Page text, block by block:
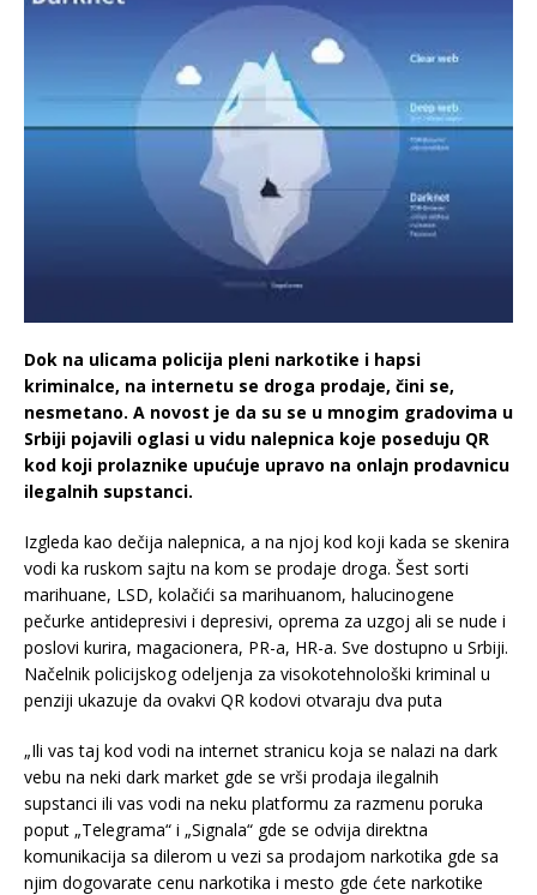
Dok na ulicama policija pleni narkotike i hapsi
kriminalce, na internetu se droga prodaje, čini se,
nesmetano. A novost je da su se u mnogim gradovima u
Srbiji pojavili oglasi u vidu nalepnica koje poseduju QR
kod koji prolaznike upućuje upravo na onlajn prodavnicu
ilegalnih supstanci.
Izgleda kao dečija nalepnica, a na njoj kod koji kada se skenira
vodi ka ruskom sajtu na kom se prodaje droga. Šest sorti
marihuane, LSD, kolačići sa marihuanom, halucinogene
pečurke antidepresivi i depresivi, oprema za uzgoj ali se nude i
poslovi kurira, magacionera, PR-a, HR-a. Sve dostupno u Srbiji.
Načelnik policijskog odeljenja za visokotehnološki kriminal u
penziji ukazuje da ovakvi QR kodovi otvaraju dva puta
„Ili vas taj kod vodi na internet stranicu koja se nalazi na dark
vebu na neki dark market gde se vrši prodaja ilegalnih
supstanci ili vas vodi na neku platformu za razmenu poruka
poput „Telegrama“ i „Signala“ gde se odvija direktna
komunikacija sa dilerom u vezi sa prodajom narkotika gde sa
njim dogovarate cenu narkotika i mesto gde ćete narkotike